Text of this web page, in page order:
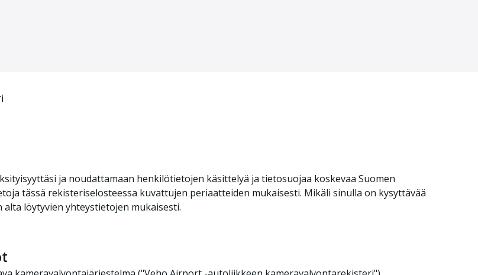
ja noudattamaan henkilötietojen käsittelyä ja tietosuojaa koskevaa Suomen
tässä rekisteriselosteessa kuvattujen periaatteiden mukaisesti. Mikäli sinulla on kysyttävää
löytyvien yhteystietojen mukaisesti.